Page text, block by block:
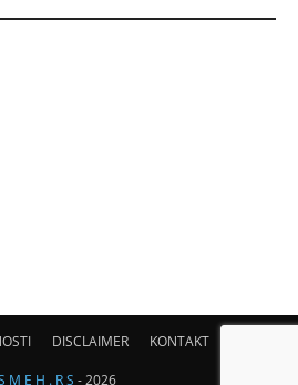
DISCLAIMER KONTAKT
M E H . R S - 2026